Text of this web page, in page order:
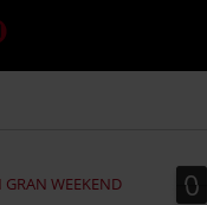
GRAN WEEKEND 0
0